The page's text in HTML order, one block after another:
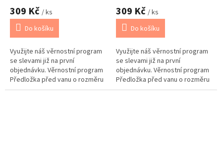
309 Kč / ks
Do košíku
Využijte náš věrnostní program
se slevami již na první
objednávku. Věrnostní program
Předložka před vanu o rozměru
60x100cm. Možno barevně
309 Kč / ks
Do košíku
Využijte náš věrnostní program
se slevami již na první
objednávku. Věrnostní program
Předložka před vanu o rozměru
60x100cm. Možno barevně